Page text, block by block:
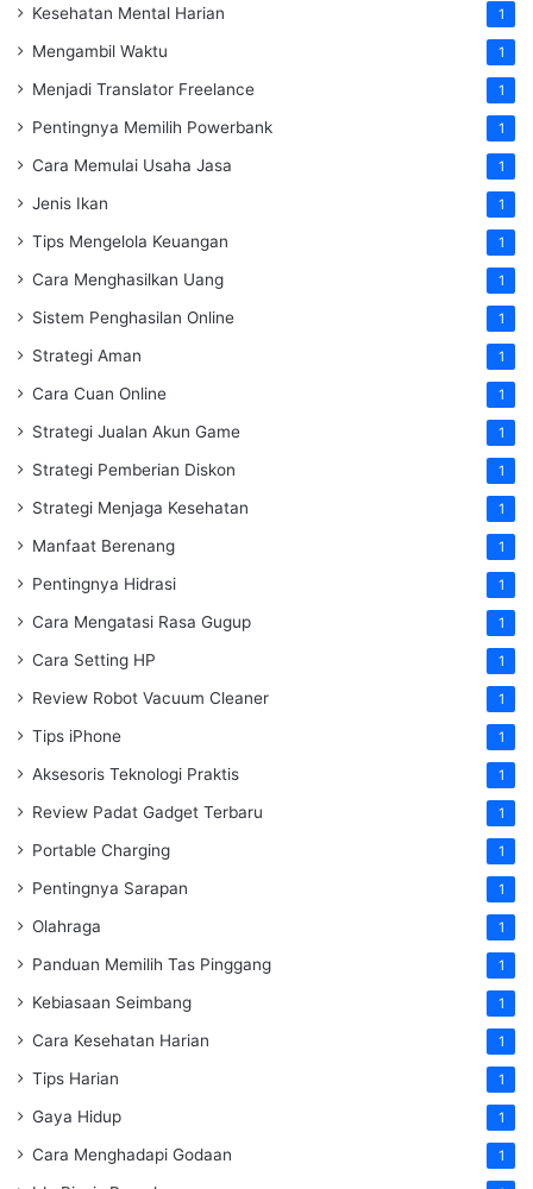
Kesehatan Mental Harian 1
Mengambil Waktu 1
Menjadi Translator Freelance 1
Pentingnya Memilih Powerbank 1
Cara Memulai Usaha Jasa 1
Jenis Ikan 1
Tips Mengelola Keuangan 1
Cara Menghasilkan Uang 1
Sistem Penghasilan Online 1
Strategi Aman 1
Cara Cuan Online 1
Strategi Jualan Akun Game 1
Strategi Pemberian Diskon 1
Strategi Menjaga Kesehatan 1
Manfaat Berenang 1
Pentingnya Hidrasi 1
Cara Mengatasi Rasa Gugup 1
Cara Setting HP 1
Review Robot Vacuum Cleaner 1
Tips iPhone 1
Aksesoris Teknologi Praktis 1
Review Padat Gadget Terbaru 1
Portable Charging 1
Pentingnya Sarapan 1
Olahraga 1
Panduan Memilih Tas Pinggang 1
Kebiasaan Seimbang 1
Cara Kesehatan Harian 1
Tips Harian 1
Gaya Hidup 1
Cara Menghadapi Godaan 1